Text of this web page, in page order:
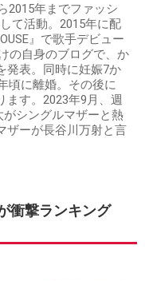
2015年までファッシ
て活動。2015年に配
』で歌手デビュー
の自身のブログで、か
発表。同時に妊娠7か
頃に離婚。その後に
ます。2023年9月、週
がシングルマザーと熱
ザーが長谷川万射と言
衝撃ランキング